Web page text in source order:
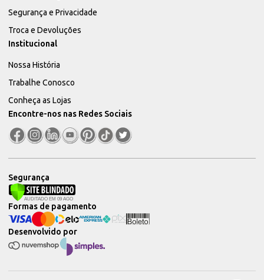
Segurança e Privacidade
Troca e Devoluções
Institucional
Nossa História
Trabalhe Conosco
Conheça as Lojas
Encontre-nos nas Redes Sociais
Segurança
Desenvolvido por
Formas de pagamento